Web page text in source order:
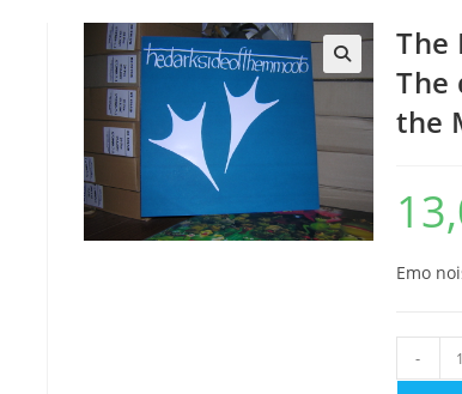
The
The
the
Emo
quantité
de
-